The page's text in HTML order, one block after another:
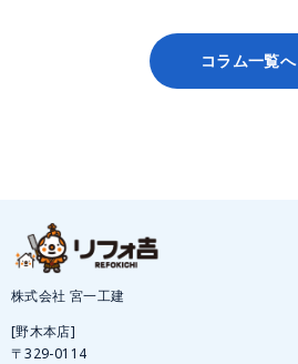
コラム一覧へ
株式会社 宮一工建
[野木本店]
〒329-0114